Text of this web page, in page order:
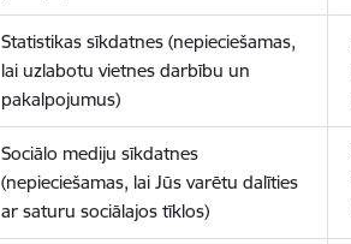
Statistikas sīkdatnes (nepieciešamas,
lai uzlabotu vietnes darbību un
pakalpojumus)
Sociālo mediju sīkdatnes
(nepieciešamas, lai Jūs varētu dalīties
ar saturu sociālajos tīklos)